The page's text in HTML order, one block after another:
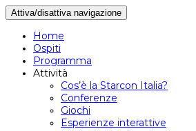
Attiva/disattiva navigazione
Home
Ospiti
Programma
Attività
Cos’è la Starcon Italia?
Conferenze
Giochi
Esperienze interattive